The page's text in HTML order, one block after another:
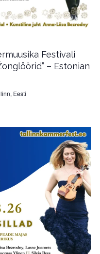
Festivali
– Estonian
Eesti